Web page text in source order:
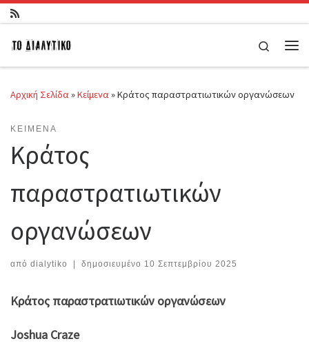
Μετάβαση στο περιεχόμενο
Search
Αρχική Σελίδα»Κείμενα»Κράτος παραστρατιωτικών οργανώσεων
ΚΕΊΜΕΝΑ
Κράτος
παραστρατιωτικών
οργανώσεων
από dialytiko | δημοσιευμένο 10 Σεπτεμβρίου 2025
Κράτος παραστρατιωτικών οργανώσεων
Joshua Craze